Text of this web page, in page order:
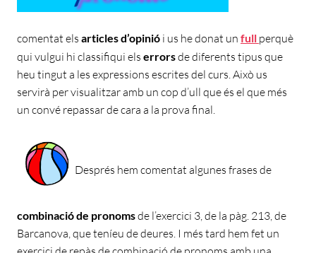
comentat els articles d’opinió i us he donat un full perquè
qui vulgui hi classifiqui els errorsde diferents tipus que
heu tingut a les expressions escrites del curs. Això us
servirà per visualitzar amb un cop d’ull que és el que més
un convé repassar de cara a la prova final.
Després hem comentat algunes frases de
combinació de pronomsde l’exercici 3, de la pàg. 213, de
Barcanova, que teníeu de deures. I més tard hem fet un